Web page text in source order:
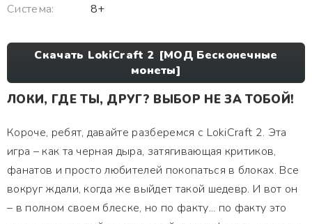
Система:
8+
Скачать LokiCraft 2 [МОД Бесконечные
монеты]
ЛОКИ, ГДЕ ТЫ, ДРУГ? ВЫБОР НЕ ЗА ТОБОЙ!
Короче, ребят, давайте разберемся с LokiCraft 2. Эта
игра – как та черная дыра, затягивающая критиков,
фанатов и просто любителей покопаться в блоках. Все
вокруг ждали, когда же выйдет такой шедевр. И вот он
– в полном своем блеске, но по факту... по факту это